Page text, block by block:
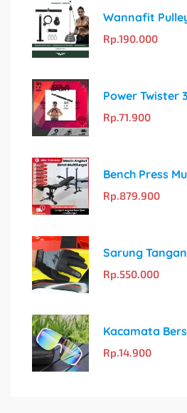
Rp.190.000
Rp.71.900
Rp.879.900
Rp.550.000
Rp.14.900